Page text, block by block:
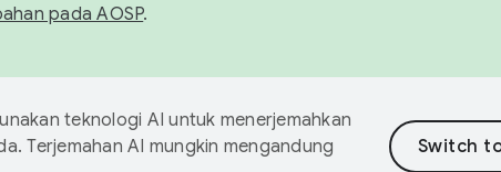
pada AOSP.
teknologi AI untuk menerjemahkan
Terjemahan AI mungkin mengandung